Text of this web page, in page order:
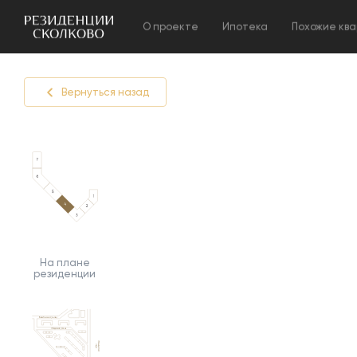
О проекте Ипотека Похожие
На плане
резиденции
Вернуться назад